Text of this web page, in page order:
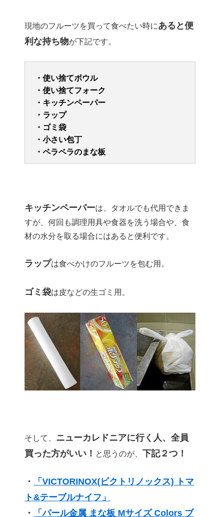
現地のフルーツを買って食べたい時にあると便
利な持ち物が下記です。
・使い捨てボウル
・使い捨てフォーク
・キッチンペーパー
・ラップ
・ゴミ袋
・小さい包丁
・ペラペラのまな板
キッチンペーパーは、タオルでも代用できま
すが、何回も調理用具や食器を洗う場合や、食
材の水分を取る場合にはあると便利です。
ラップは食べかけのフルーツを包む用。
ゴミ袋は皮などの生ゴミ用。
そして、 ニューカレドニアに行く人、全員
買った方がいい！ と思うのが、 下記２つ！
・
「VICTORINOX(ビクトリノックス) トマ
ト&テーブルナイフ」
・
「パール金属 まな板 Mサイズ Colors ブ